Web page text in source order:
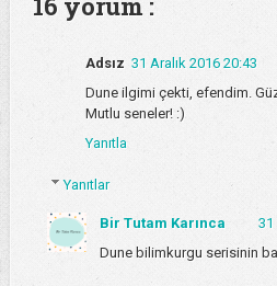
Adsız 31 Aralık 2016 20:43
Dune ilgimi çekti, efendim.
Mutlu seneler! :)
Yanıtla
Yanıtlar
Bir Tutam Karınca
31
Dune bilimkurgu serisinin